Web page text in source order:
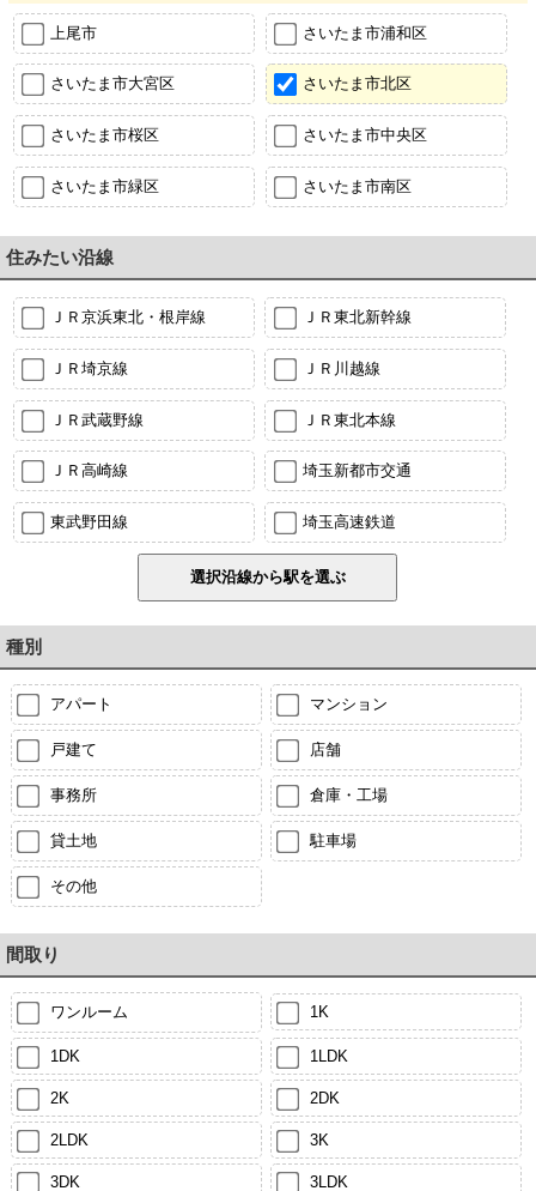
上尾市 さいたま市浦和区
さいたま市大宮区 さいたま市北区
さいたま市桜区 さいたま市中央区
さいたま市緑区 さいたま市南区
住みたい沿線
ＪＲ京浜東北・根岸線 ＪＲ東北新幹線
ＪＲ埼京線 ＪＲ川越線
ＪＲ武蔵野線 ＪＲ東北本線
ＪＲ高崎線 埼玉新都市交通
東武野田線 埼玉高速鉄道
種別
アパート マンション
戸建て 店舗
事務所 倉庫・工場
貸土地 駐車場
その他
間取り
ワンルーム 1K
1DK 1LDK
2K 2DK
2LDK 3K
3DK 3LDK